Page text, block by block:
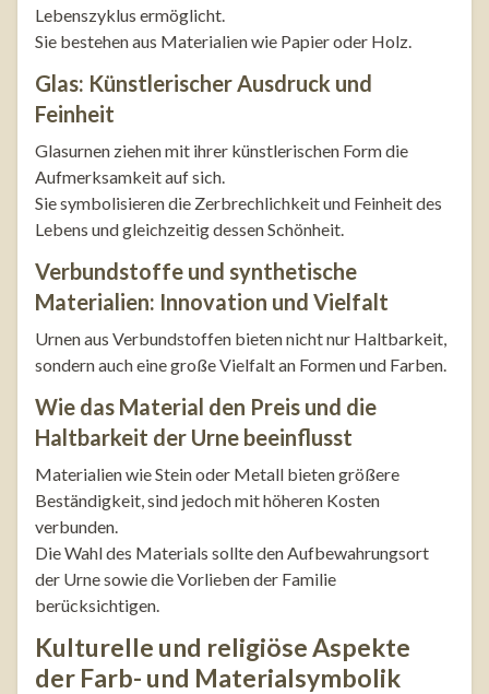
Lebenszyklus ermöglicht.
Sie bestehen aus Materialien wie Papier oder Holz.
Glas: Künstlerischer Ausdruck und
Feinheit
Glasurnen ziehen mit ihrer künstlerischen Form die
Aufmerksamkeit auf sich.
Sie symbolisieren die Zerbrechlichkeit und Feinheit des
Lebens und gleichzeitig dessen Schönheit.
Verbundstoffe und synthetische
Materialien: Innovation und Vielfalt
Urnen aus Verbundstoffen bieten nicht nur Haltbarkeit,
sondern auch eine große Vielfalt an Formen und Farben.
Wie das Material den Preis und die
Haltbarkeit der Urne beeinflusst
Materialien wie Stein oder Metall bieten größere
Beständigkeit, sind jedoch mit höheren Kosten
verbunden.
Die Wahl des Materials sollte den Aufbewahrungsort
der Urne sowie die Vorlieben der Familie
berücksichtigen.
Kulturelle und religiöse Aspekte
der Farb- und Materialsymbolik